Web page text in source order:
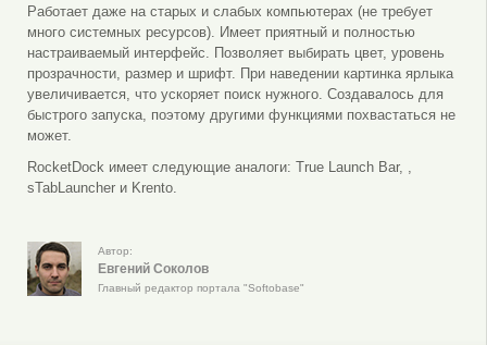
Работает даже на старых и слабых компьютерах (не требует
много системных ресурсов). Имеет приятный и полностью
настраиваемый интерфейс. Позволяет выбирать цвет, уровень
прозрачности, размер и шрифт. При наведении картинка ярлыка
увеличивается, что ускоряет поиск нужного. Создавалось для
быстрого запуска, поэтому другими функциями похвастаться не
может.
RocketDock имеет следующие аналоги: True Launch Bar, ,
sTabLauncher и Krento.
Автор:
Евгений Соколов
Главный редактор портала "Softobase"